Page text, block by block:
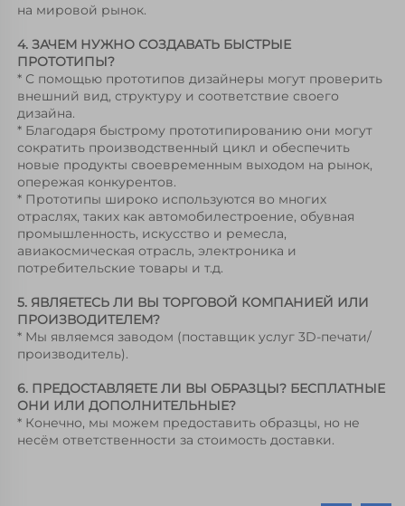
на мировой рынок.
4. ЗАЧЕМ НУЖНО СОЗДАВАТЬ БЫСТРЫЕ
ПРОТОТИПЫ?
* С помощью прототипов дизайнеры могут проверить
внешний вид, структуру и соответствие своего
дизайна.
* Благодаря быстрому прототипированию они могут
сократить производственный цикл и обеспечить
новые продукты своевременным выходом на рынок,
опережая конкурентов.
* Прототипы широко используются во многих
отраслях, таких как автомобилестроение, обувная
промышленность, искусство и ремесла,
авиакосмическая отрасль, электроника и
потребительские товары и т.д.
5. ЯВЛЯЕТЕСЬ ЛИ ВЫ ТОРГОВОЙ КОМПАНИЕЙ ИЛИ
ПРОИЗВОДИТЕЛЕМ?
* Мы являемся заводом (поставщик услуг 3D-печати/
производитель).
6. ПРЕДОСТАВЛЯЕТЕ ЛИ ВЫ ОБРАЗЦЫ? БЕСПЛАТНЫЕ
ОНИ ИЛИ ДОПОЛНИТЕЛЬНЫЕ?
* Конечно, мы можем предоставить образцы, но не
несём ответственности за стоимость доставки.